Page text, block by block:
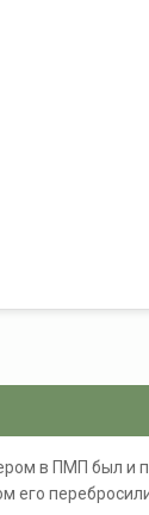
в ПМП был и
его